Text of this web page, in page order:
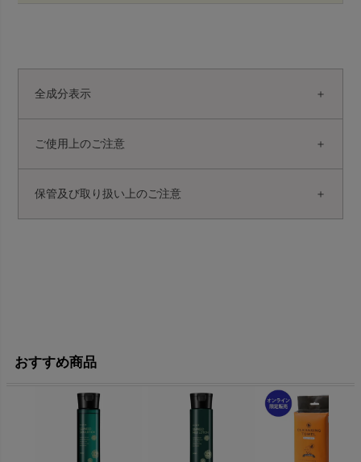
全成分表示
ご使用上のご注意
保管及び取り扱い上のご注意
おすすめ商品